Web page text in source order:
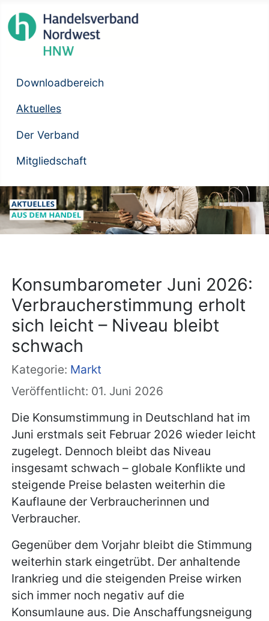
Downloadbereich
Aktuelles
Der Verband
Mitgliedschaft
Konsumbarometer Juni 2026:
Verbraucherstimmung erholt
sich leicht – Niveau bleibt
schwach
Kategorie: Markt
Veröffentlicht: 01. Juni 2026
Die Konsumstimmung in Deutschland hat im
Juni erstmals seit Februar 2026 wieder leicht
zugelegt. Dennoch bleibt das Niveau
insgesamt schwach – globale Konflikte und
steigende Preise belasten weiterhin die
Kauflaune der Verbraucherinnen und
Verbraucher.
Gegenüber dem Vorjahr bleibt die Stimmung
weiterhin stark eingetrübt. Der anhaltende
Irankrieg und die steigenden Preise wirken
sich immer noch negativ auf die
Konsumlaune aus. Die Anschaffungsneigung